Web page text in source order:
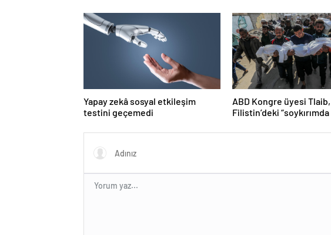
haritası ülkeler!
Yapay zekâ sosyal etkileşim
testini geçemedi
ABD Kongre üyesi Tlaib,
Filistin’deki